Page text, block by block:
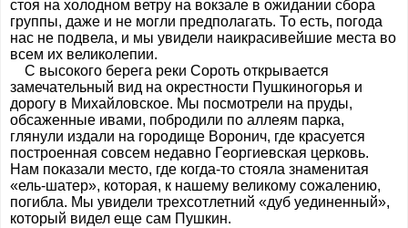
стоя на холодном ветру на вокзале в ожидании сбора
группы, даже и не могли предполагать. То есть, погода
нас не подвела, и мы увидели наикрасивейшие места во
всем их великолепии.
С высокого берега реки Сороть открывается
замечательный вид на окрестности Пушкиногорья и
дорогу в Михайловское. Мы посмотрели на пруды,
обсаженные ивами, побродили по аллеям парка,
глянули издали на городище Воронич, где красуется
построенная совсем недавно Георгиевская церковь.
Нам показали место, где когда-то стояла знаменитая
«ель-шатер», которая, к нашему великому сожалению,
погибла. Мы увидели трехсотлетний «дуб уединенный»,
который видел еще сам Пушкин.